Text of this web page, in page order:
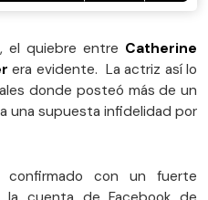
el quiebre entre Catherine
era evidente. La actriz así lo
donde posteó más de un
una supuesta infidelidad por
con un fuerte